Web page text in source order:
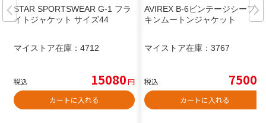
STAR SPORTSWEAR G-1 フラ
イトジャケット サイズ44
マイストア在庫： 4712
税込 15080円
カートに入れる
AVIREX B-6ビンテージシープス
キンムートンジャケット
マイストア在庫： 3767
税込 7500
カートに入れる